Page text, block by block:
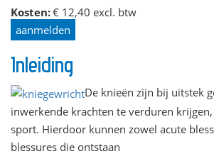
Kosten:€ 12,40 excl. btw
aanmelden
Inleiding
De knieën zijn bij uitstek
inwerkende krachten te verduren
sport. Hierdoor kunnen zowel acute
blessures die ontstaan